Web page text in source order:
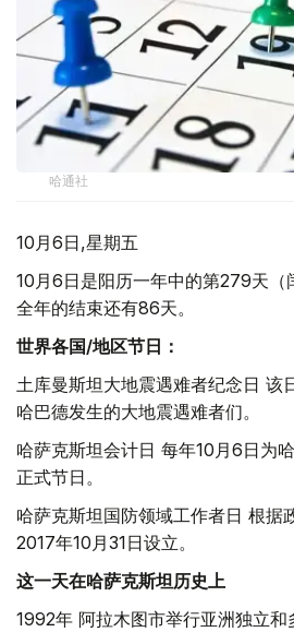
哈通社
10月6日,星期五
10月6日是阳历一年中的第279天
全年的结束还有86天。
世界各国/地区节日：
土库曼斯坦大地震遇难者纪念日 该
哈巴德发生的大地震遇难者们。
哈萨克斯坦会计日 每年10月6日为
正式节日。
哈萨克斯坦国防领域工作者日 根据
2017年10月31日设立。
这一天在哈萨克斯坦历史上
1992年 阿拉木图市举行亚洲独立